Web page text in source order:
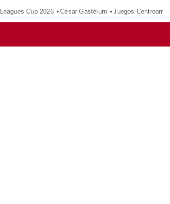
Leagues Cup 2026 César Gastélum Juegos